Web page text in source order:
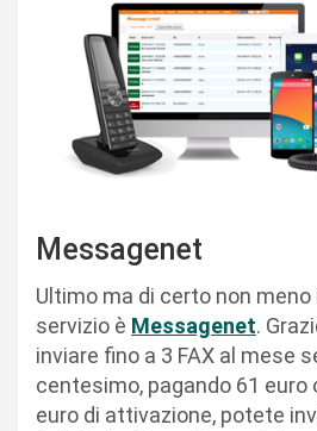
Messagenet
Ultimo ma di certo non
servizio è Messagenet.
inviare fino a 3 FAX al mese
centesimo, pagando 61 euro
euro di attivazione, potete